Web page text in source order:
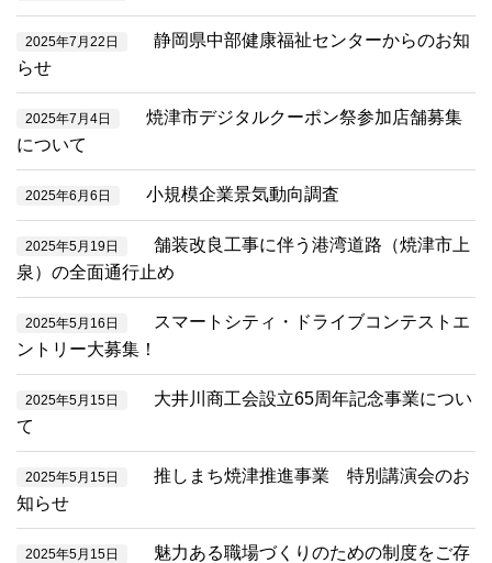
2025年7月22日
静岡県中部健康福祉センターからのお知
らせ
2025年7月4日
焼津市デジタルクーポン祭参加店舗募集
について
2025年6月6日 小規模企業景気動向調査
2025年5月19日
舗装改良工事に伴う港湾道路（焼津市上
泉）の全面通行止め
2025年5月16日
スマートシティ・ドライブコンテストエ
ントリー大募集！
2025年5月15日
大井川商工会設立65周年記念事業につい
て
2025年5月15日
推しまち焼津推進事業 特別講演会のお
知らせ
2025年5月15日
魅力ある職場づくりのための制度をご存